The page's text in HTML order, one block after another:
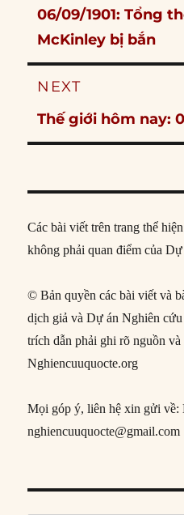
Previous
post:
06/09/1901: Tổng
McKinley bị bắn
NEXT
Next
post:
Thế giới hôm nay:
Các bài viết trên trang thể
không phải quan điểm của
© Bản quyền các bài viết và
dịch giả và Dự án Nghiên
trích dẫn phải ghi rõ nguồn
Nghiencuuquocte.org
Mọi góp ý, liên hệ xin gửi về:
nghiencuuquocte@gmail.com